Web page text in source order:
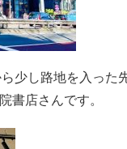
少し路地を入った
書店さんです。